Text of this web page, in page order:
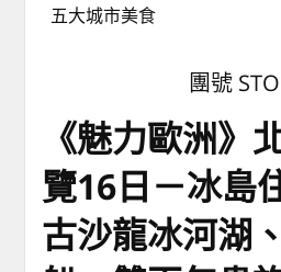
五大城市美食
團號
《魅力歐洲》
覽16日－冰島
古沙龍冰河湖